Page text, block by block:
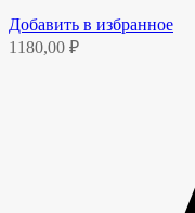
Добавить в избранное
1180,00 ₽